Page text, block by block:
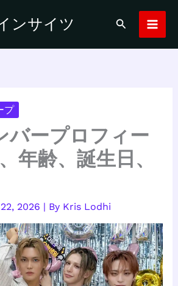
ンサイツ
検
プ
バープロフィー
年齢、誕生日、
2026 | By Kris Lodhi